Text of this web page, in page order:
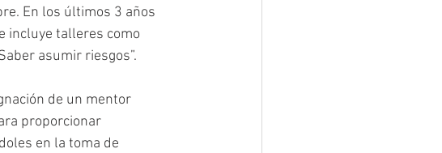
En los últimos 3 años
incluye talleres como
asumir riesgos”.
de un mentor
proporcionar
en la toma de